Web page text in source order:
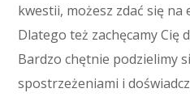
kwestii, możesz zdać się
Dlatego też zachęcamy Cię
Bardzo chętnie podzielimy
spostrzeżeniami i